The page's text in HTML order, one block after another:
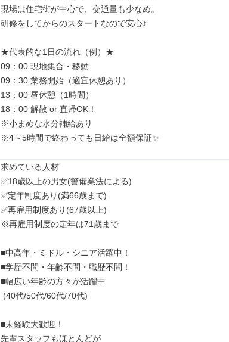
現場は住宅街が中心で、交通量も少なめ。
研修をしてからのスタートなので安心♪
★代表的な1日の流れ（例）★
09：00 現地集合・移動
09：30 業務開始（適宜休憩あり）
13：00 昼休憩（1時間）
18：00 解散 or 直帰OK！
※小まめな水分補給あり
※4～5時間で終わっても日給は全額保証✨
求めている人材
✅18歳以上の男女(警備業法による)
✅定年制度あり(満66歳まで)
✅再雇用制度あり(67歳以上)
※再雇用制度の定年は71歳まで
■中高年・ミドル・シニア活躍中！
■学歴不問・年齢不問・職歴不問！
■幅広い年齢の方々が活躍中
■未経験大歓迎！
先輩スタッフもほとんどが